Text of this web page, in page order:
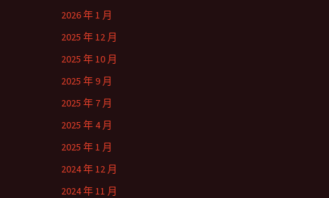
2026 年 1 月
2025 年 12 月
2025 年 10 月
2025 年 9 月
2025 年 7 月
2025 年 4 月
2025 年 1 月
2024 年 12 月
2024 年 11 月